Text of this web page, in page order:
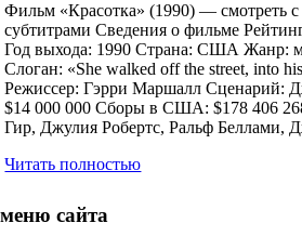
Фильм «Красотка» (1990) — смотреть
субтитрами Сведения о фильме
Год выхода: 1990 Страна: США Жанр:
Слоган: «She walked off the street, into
Режиссер: Гэрри Маршалл Сценарий:
$14 000 000 Сборы в США: $178 406
Гир, Джулия Робертс, Ральф Беллами,
Читать полностью
меню сайта